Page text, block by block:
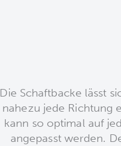
Die Schaftbacke lässt
nahezu jede Richtung
kann so optimal auf
angepasst werden.